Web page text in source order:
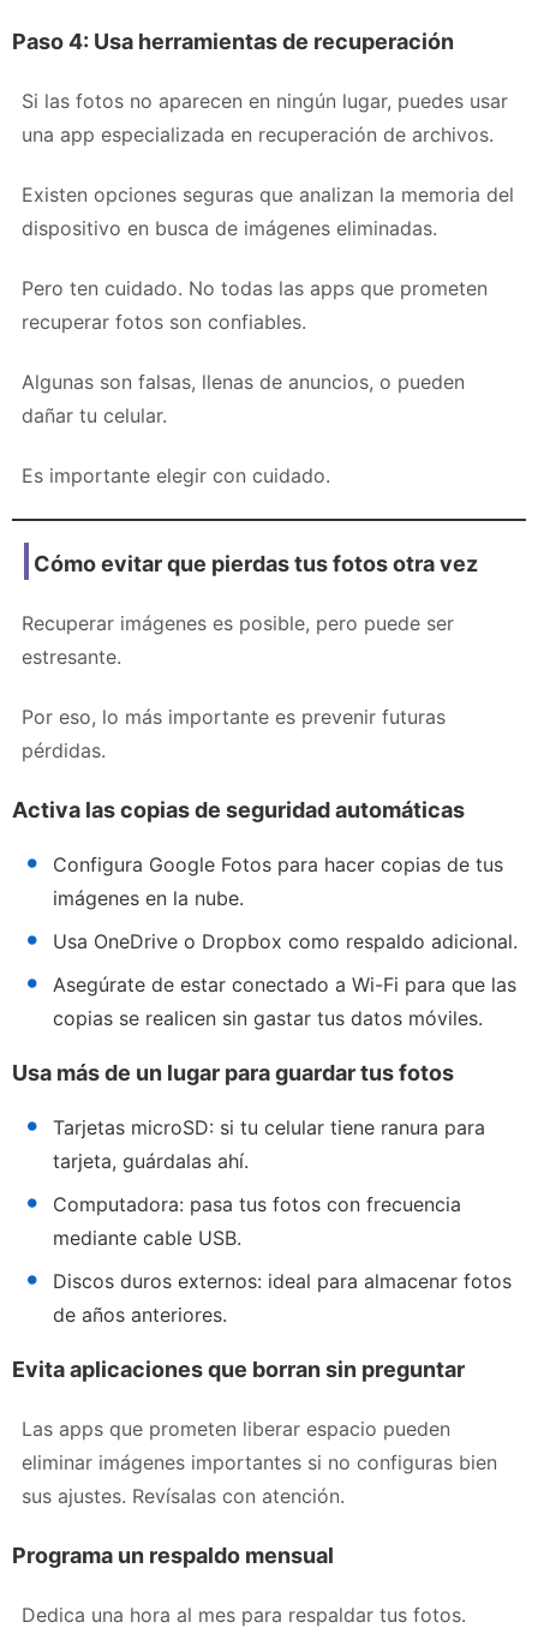
Paso 4: Usa herramientas de recuperación
Si las fotos no aparecen en ningún lugar, puedes usar
una app especializada en recuperación de archivos.
Existen opciones seguras que analizan la memoria del
dispositivo en busca de imágenes eliminadas.
Pero ten cuidado. No todas las apps que prometen
recuperar fotos son confiables.
Algunas son falsas, llenas de anuncios, o pueden
dañar tu celular.
Es importante elegir con cuidado.
Cómo evitar que pierdas tus fotos otra vez
Recuperar imágenes es posible, pero puede ser
estresante.
Por eso, lo más importante es prevenir futuras
pérdidas.
Activa las copias de seguridad automáticas
Configura Google Fotos para hacer copias de tus
imágenes en la nube.
Usa OneDrive o Dropbox como respaldo adicional.
Asegúrate de estar conectado a Wi-Fi para que las
copias se realicen sin gastar tus datos móviles.
Usa más de un lugar para guardar tus fotos
Tarjetas microSD: si tu celular tiene ranura para
tarjeta, guárdalas ahí.
Computadora: pasa tus fotos con frecuencia
mediante cable USB.
Discos duros externos: ideal para almacenar fotos
de años anteriores.
Evita aplicaciones que borran sin preguntar
Las apps que prometen liberar espacio pueden
eliminar imágenes importantes si no configuras bien
sus ajustes. Revísalas con atención.
Programa un respaldo mensual
Dedica una hora al mes para respaldar tus fotos.